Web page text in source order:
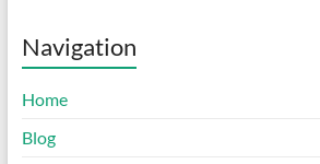
Navigation
Home
Blog